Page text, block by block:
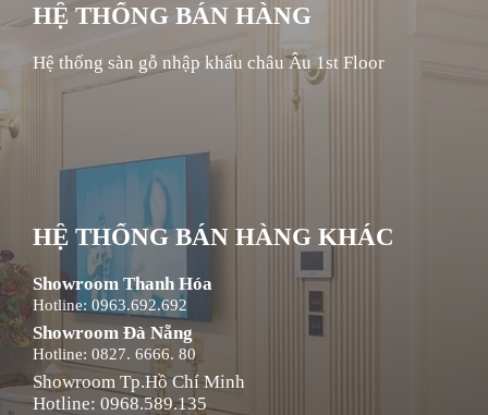
HỆ THỐNG BÁN HÀNG
Hệ thống sàn gỗ nhập khẩu châu Âu 1st Floor
HỆ THỐNG BÁN HÀNG KHÁC
Showroom Thanh Hóa
Hotline: 0963.692.692
Showroom Đà Nẵng
Hotline: 0827. 6666. 80
Showroom Tp.Hồ Chí Minh
Hotline: 0968.589.135